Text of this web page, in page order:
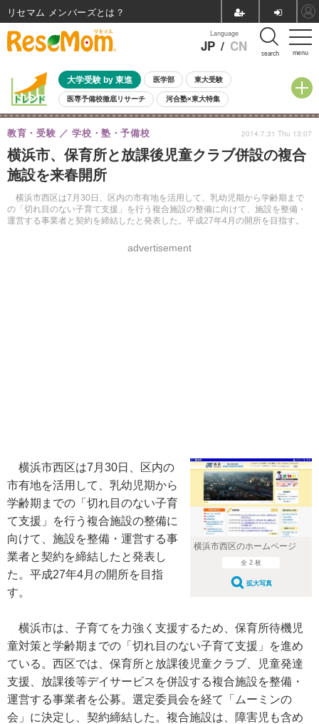
menu
Language
JP / CN search
大学受験 by 東進 医学部 東大受験
医専予備校徹底リサーチ 河合塾×東大特集
親子で考える大学選び 高校受験 中学受験 小学校受験
共通テスト 夏休み 8月開催学校説明会・相談会
8月開催イベント・WS 全国公立高校 過去問 人気記事
自由研究教材（小学生向け）
横浜市、保育所と放課後児童クラブ併設の複合
施設を来春開所
横浜市西区は7月30日、区内の市有地を活用して、乳幼児期から学齢期まで
の「切れ目のない子育て支援」を行う複合施設の整備に向けて、施設を整備・
運営する事業者と契約を締結したと発表した。平成27年4月の開所を目指す。
教育・受験 学校・塾・予備校
advertisement
2014.7.31 Thu 13:07
横浜市西区のホームページ
全 2 枚
拡大写真
横浜市西区は7月30日、区内の
市有地を活用して、乳幼児期から
学齢期までの「切れ目のない子育
て支援」を行う複合施設の整備に
向けて、施設を整備・運営する事
業者と契約を締結したと発表し
た。平成27年4月の開所を目指
す。
横浜市は、子育てを力強く支援するため、保育所待機児
童対策と学齢期までの「切れ目のない子育て支援」を進め
ている。西区では、保育所と放課後児童クラブ、児童発達
支援、放課後等デイサービスを併設する複合施設を整備・
運営する事業者を公募。選定委員会を経て「ムーミンの
会」に決定し、契約締結した。複合施設は、障害児も含め
リセマム メンバーズ